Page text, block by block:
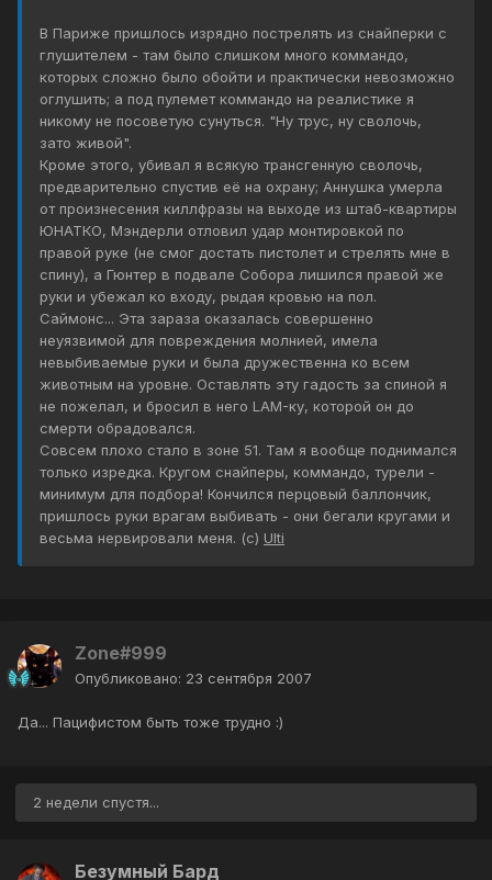
В Париже пришлось изрядно пострелять из снайперки с
глушителем - там было слишком много коммандо,
которых сложно было обойти и практически невозможно
оглушить; а под пулемет коммандо на реалистике я
никому не посоветую сунуться. "Ну трус, ну сволочь,
зато живой".
Кроме этого, убивал я всякую трансгенную сволочь,
предварительно спустив её на охрану; Аннушка умерла
от произнесения киллфразы на выходе из штаб-квартиры
ЮНАТКО, Мэндерли отловил удар монтировкой по
правой руке (не смог достать пистолет и стрелять мне в
спину), а Гюнтер в подвале Собора лишился правой же
руки и убежал ко входу, рыдая кровью на пол.
Саймонс... Эта зараза оказалась совершенно
неуязвимой для повреждения молнией, имела
невыбиваемые руки и была дружественна ко всем
животным на уровне. Оставлять эту гадость за спиной я
не пожелал, и бросил в него LAM-ку, которой он до
смерти обрадовался.
Совсем плохо стало в зоне 51. Там я вообще поднимался
только изредка. Кругом снайперы, коммандо, турели -
минимум для подбора! Кончился перцовый баллончик,
пришлось руки врагам выбивать - они бегали кругами и
весьма нервировали меня. (с) Ulti
Zone#999
Опубликовано: 23 сентября 2007
Да... Пацифистом быть тоже трудно :)
2 недели спустя...
Безумный Бард